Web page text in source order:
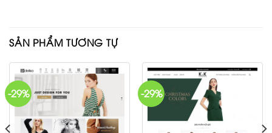
SẢN PHẨM TƯƠNG TỰ
-29% -29%